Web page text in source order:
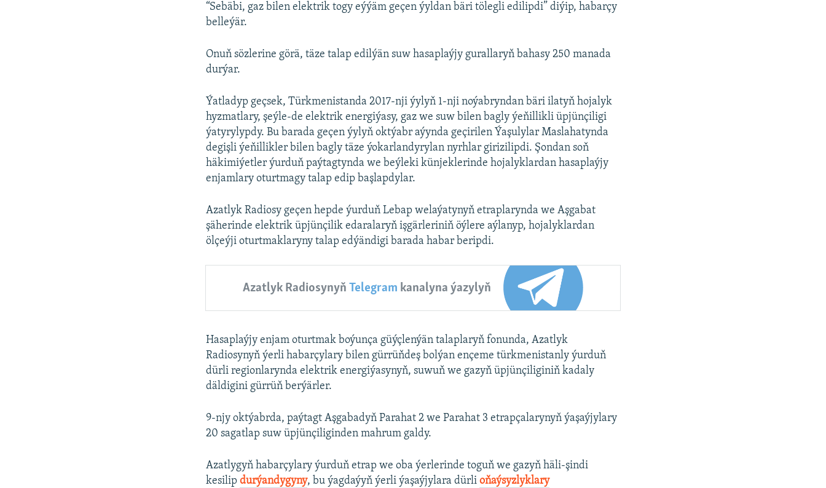
“Sebäbi, gaz bilen elektrik togy eýýäm geçen ýyldan bäri tölegli edilipdi” diýip, habarçy
belleýär.
Onuň sözlerine görä, täze talap edilýän suw hasaplaýjy gurallaryň bahasy 250 manada
durýar.
Ýatladyp geçsek, Türkmenistanda 2017-nji ýylyň 1-nji noýabryndan bäri ilatyň hojalyk
hyzmatlary, şeýle-de elektrik energiýasy, gaz we suw bilen bagly ýeňillikli üpjünçiligi
ýatyrylypdy. Bu barada geçen ýylyň oktýabr aýynda geçirilen Ýaşulylar Maslahatynda
degişli ýeňillikler bilen bagly täze ýokarlandyrylan nyrhlar girizilipdi. Şondan soň
häkimiýetler ýurduň paýtagtynda we beýleki künjeklerinde hojalyklardan hasaplaýjy
enjamlary oturtmagy talap edip başlapdylar.
Azatlyk Radiosy geçen hepde ýurduň Lebap welaýatynyň etraplarynda we Aşgabat
şäherinde elektrik üpjünçilik edaralaryň işgärleriniň öýlere aýlanyp, hojalyklardan
ölçeýji oturtmaklaryny talap edýändigi barada habar beripdi.
Azatlyk Radiosynyň Telegram kanalyna ýazylyň
Hasaplaýjy enjam oturtmak boýunça güýçlenýän talaplaryň fonunda, Azatlyk
Radiosynyň ýerli habarçylary bilen gürrüňdeş bolýan ençeme türkmenistanly ýurduň
dürli regionlarynda elektrik energiýasynyň, suwuň we gazyň üpjünçiliginiň kadaly
däldigini gürrüň berýärler.
9-njy oktýabrda, paýtagt Aşgabadyň Parahat 2 we Parahat 3 etrapçalarynyň ýaşaýjylary
20 sagatlap suw üpjünçiliginden mahrum galdy.
Azatlygyň habarçylary ýurduň etrap we oba ýerlerinde toguň we gazyň häli-şindi
kesilipdurýandygyny, bu ýagdaýyň ýerli ýaşaýjylara dürlioňaýsyzlyklary